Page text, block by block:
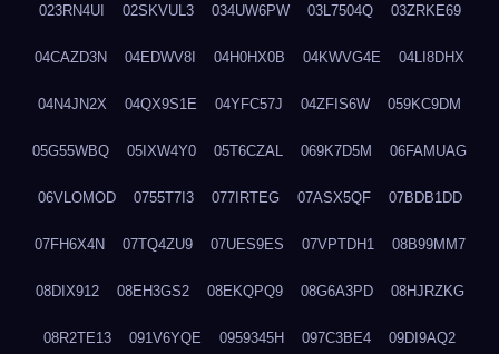
023RN4UI 02SKVUL3 034UW6PW 03L7504Q 03ZRKE69
04CAZD3N 04EDWV8I 04H0HX0B 04KWVG4E 04LI8DHX
04N4JN2X 04QX9S1E 04YFC57J 04ZFIS6W 059KC9DM
05G55WBQ 05IXW4Y0 05T6CZAL 069K7D5M 06FAMUAG
06VLOMOD 0755T7I3 077IRTEG 07ASX5QF 07BDB1DD
07FH6X4N 07TQ4ZU9 07UES9ES 07VPTDH1 08B99MM7
08DIX912 08EH3GS2 08EKQPQ9 08G6A3PD 08HJRZKG
08R2TE13 091V6YQE 0959345H 097C3BE4 09DI9AQ2